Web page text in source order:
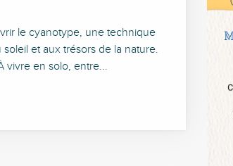
le cyanotype, une technique
et aux trésors de la nature.
vivre en solo, entre...